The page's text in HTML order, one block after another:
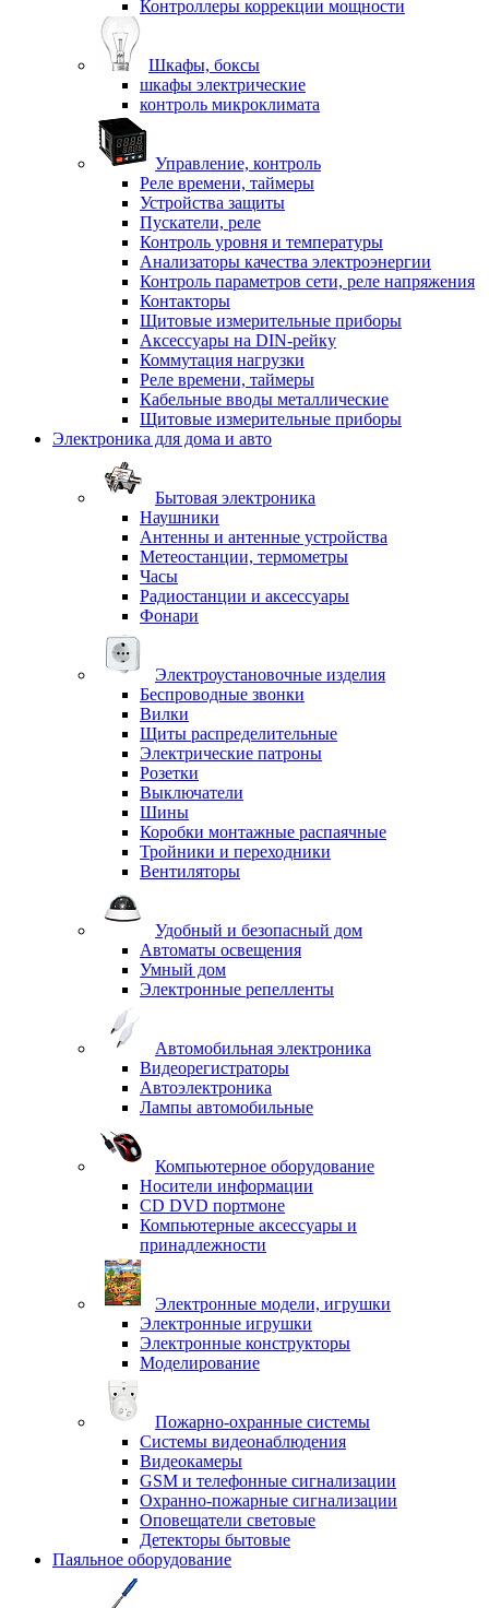
Контроллеры коррекции мощности
Шкафы, боксы
шкафы электрические
контроль микроклимата
Управление, контроль
Реле времени, таймеры
Устройства защиты
Пускатели, реле
Контроль уровня и температуры
Анализаторы качества электроэнергии
Контроль параметров сети, реле напряжения
Контакторы
Щитовые измерительные приборы
Аксессуары на DIN-рейку
Коммутация нагрузки
Реле времени, таймеры
Кабельные вводы металлические
Щитовые измерительные приборы
Электроника для дома и авто
Бытовая электроника
Наушники
Антенны и антенные устройства
Метеостанции, термометры
Часы
Радиостанции и аксессуары
Фонари
Электроустановочные изделия
Беспроводные звонки
Вилки
Щиты распределительные
Электрические патроны
Розетки
Выключатели
Шины
Коробки монтажные распаячные
Тройники и переходники
Вентиляторы
Удобный и безопасный дом
Автоматы освещения
Умный дом
Электронные репелленты
Автомобильная электроника
Видеорегистраторы
Автоэлектроника
Лампы автомобильные
Компьютерное оборудование
Носители информации
CD DVD портмоне
Компьютерные аксессуары и
принадлежности
Электронные модели, игрушки
Электронные игрушки
Электронные конструкторы
Моделирование
Пожарно-охранные системы
Системы видеонаблюдения
Видеокамеры
GSM и телефонные сигнализации
Охранно-пожарные сигнализации
Оповещатели световые
Детекторы бытовые
Паяльное оборудование